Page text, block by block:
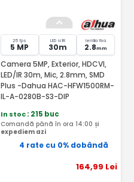
25 fps
5 MP
LED si IR
30m
lentila fixa
2.8mm
Camera 5MP, Exterior, HDCVI,
LED/IR 30m, Mic, 2.8mm, SMD
Plus -Dahua HAC-HFW1500RM-
IL-A-0280B-S3-DIP
In stoc: 215 buc
Comandă până în ora 14:00 și
expediem azi
4 rate cu 0% dobândă
164,99 Lei